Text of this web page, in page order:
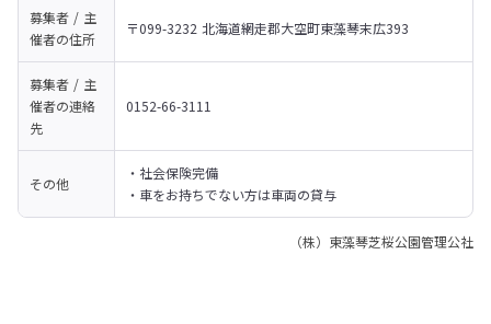
募集者 / 主
催者の住所
〒099-3232 北海道網走郡大空町東藻琴末広393
募集者 / 主
催者の連絡
先
0152-66-3111
その他
・社会保険完備
・車をお持ちでない方は車両の貸与
（株）東藻琴芝桜公園管理公社